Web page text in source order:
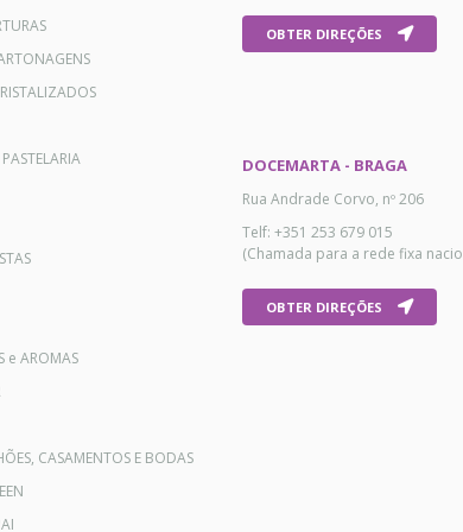
e AROMAS
CASAMENTOS E BODAS
OBTER DIREÇÕES
DOCEMARTA - BRAGA
Rua Andrade Corvo, nº 206
Telf: +351 253 679 015
(Chamada para a rede fixa
OBTER DIREÇÕES